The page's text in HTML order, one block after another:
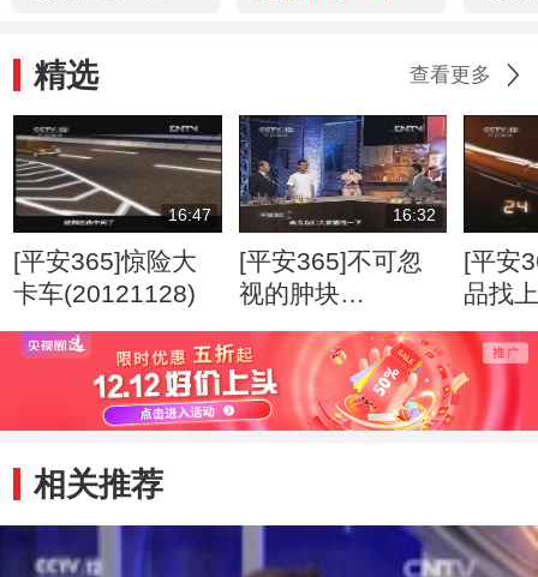
精选 查看更多
16:47
[平安365]惊险大
卡车(20121128)
16:32
[平安365]不可忽
视的肿块
(20120807)
[平安
品找
相关推荐